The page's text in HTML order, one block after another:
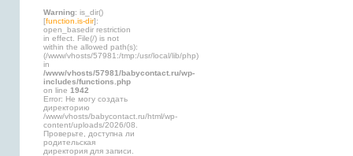
Warning: is_dir()
[function.is-dir]:
open_basedir restriction
in effect. File(/) is not
within the allowed path(s):
(/www/vhosts/57981:/tmp:/usr/local/lib/php)
in
/www/vhosts/57981/babycontact.ru/wp-
includes/functions.php
on line 1942
Error: Не могу создать
директорию
/www/vhosts/babycontact.ru/html/wp-
content/uploads/2026/08.
Проверьте, доступна ли
родительская
директория для записи.